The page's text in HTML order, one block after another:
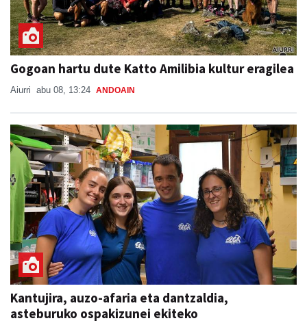
Gogoan hartu dute Katto Amilibia kultur eragilea
Aiurri abu 08, 13:24 ANDOAIN
Kantujira, auzo-afaria eta dantzaldia,
asteburuko ospakizunei ekiteko